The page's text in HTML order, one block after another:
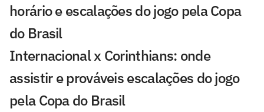
horário e escalações do jogo pela Copa
do Brasil
Internacional x Corinthians: onde
assistir e prováveis escalações do jogo
pela Copa do Brasil